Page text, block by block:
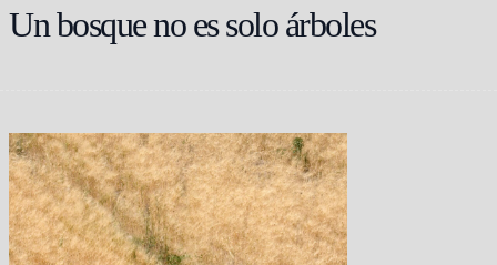
Un bosque no es solo árboles